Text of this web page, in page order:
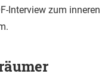
Interview zum inneren